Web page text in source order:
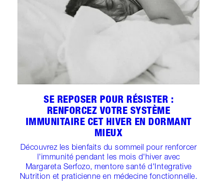
SE REPOSER POUR RÉSISTER :
RENFORCEZ VOTRE SYSTÈME
IMMUNITAIRE CET HIVER EN DORMANT
MIEUX
Découvrez les bienfaits du sommeil pour renforcer
l'immunité pendant les mois d'hiver avec
Margareta Serfozo, mentore santé d'Integrative
Nutrition et praticienne en médecine fonctionnelle.